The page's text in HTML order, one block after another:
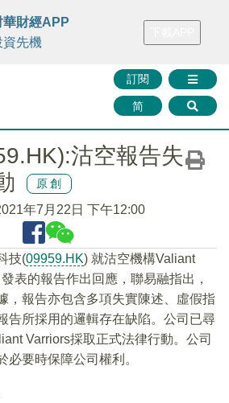
FINMETA 財華證券 媒體矩陣
訂閱
简
華財經APP
資先機
沽空報告失
原創
年7月22日 下午12:00
技(09959.HK) 就沽空機構Valiant
表的報告作出回應，聯易融指出，
，報告亦包含多項失實陳述、虛假指
告所採用的邏輯存在缺陷。公司已尋
Varriors採取正式法律行動。公司
必要時保障公司權利。